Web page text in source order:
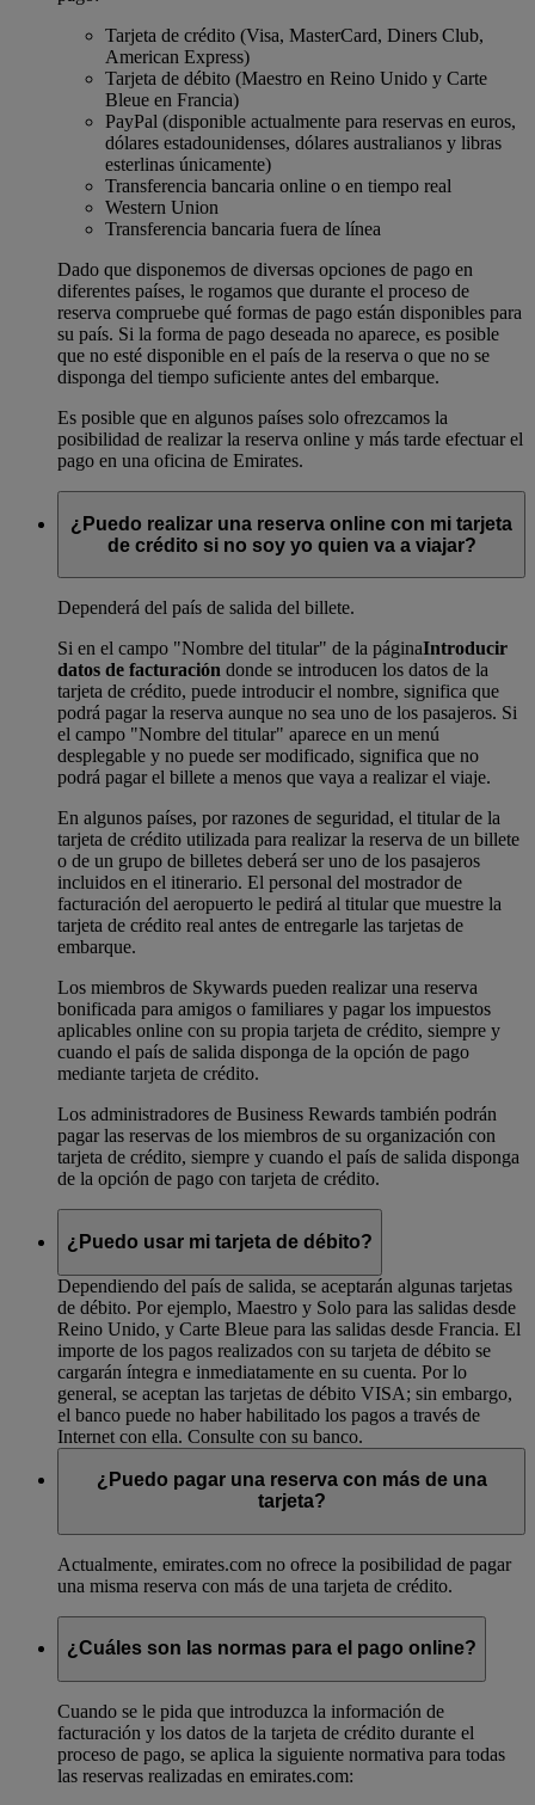
Tarjeta de crédito (Visa, MasterCard, Diners Club,
American Express)
Tarjeta de débito (Maestro en Reino Unido y Carte
Bleue en Francia)
PayPal (disponible actualmente para reservas en euros,
dólares estadounidenses, dólares australianos y libras
esterlinas únicamente)
Transferencia bancaria online o en tiempo real
Western Union
Transferencia bancaria fuera de línea
Dado que disponemos de diversas opciones de pago en
diferentes países, le rogamos que durante el proceso de
reserva compruebe qué formas de pago están disponibles para
su país. Si la forma de pago deseada no aparece, es posible
que no esté disponible en el país de la reserva o que no se
disponga del tiempo suficiente antes del embarque.
Es posible que en algunos países solo ofrezcamos la
posibilidad de realizar la reserva online y más tarde efectuar el
pago en una oficina de Emirates.
¿Puedo realizar una reserva online con mi tarjeta
de crédito si no soy yo quien va a viajar?
Dependerá del país de salida del billete.
Si en el campo "Nombre del titular" de la páginaIntroducir
datos de facturación donde se introducen los datos de la
tarjeta de crédito, puede introducir el nombre, significa que
podrá pagar la reserva aunque no sea uno de los pasajeros. Si
el campo "Nombre del titular" aparece en un menú
desplegable y no puede ser modificado, significa que no
podrá pagar el billete a menos que vaya a realizar el viaje.
En algunos países, por razones de seguridad, el titular de la
tarjeta de crédito utilizada para realizar la reserva de un billete
o de un grupo de billetes deberá ser uno de los pasajeros
incluidos en el itinerario. El personal del mostrador de
facturación del aeropuerto le pedirá al titular que muestre la
tarjeta de crédito real antes de entregarle las tarjetas de
embarque.
Los miembros de Skywards pueden realizar una reserva
bonificada para amigos o familiares y pagar los impuestos
aplicables online con su propia tarjeta de crédito, siempre y
cuando el país de salida disponga de la opción de pago
mediante tarjeta de crédito.
Los administradores de Business Rewards también podrán
pagar las reservas de los miembros de su organización con
tarjeta de crédito, siempre y cuando el país de salida disponga
de la opción de pago con tarjeta de crédito.
¿Puedo usar mi tarjeta de débito?
Dependiendo del país de salida, se aceptarán algunas tarjetas
de débito. Por ejemplo, Maestro y Solo para las salidas desde
Reino Unido, y Carte Bleue para las salidas desde Francia. El
importe de los pagos realizados con su tarjeta de débito se
cargarán íntegra e inmediatamente en su cuenta. Por lo
general, se aceptan las tarjetas de débito VISA; sin embargo,
el banco puede no haber habilitado los pagos a través de
Internet con ella. Consulte con su banco.
¿Puedo pagar una reserva con más de una
tarjeta?
Actualmente, emirates.com no ofrece la posibilidad de pagar
una misma reserva con más de una tarjeta de crédito.
¿Cuáles son las normas para el pago online?
Cuando se le pida que introduzca la información de
facturación y los datos de la tarjeta de crédito durante el
proceso de pago, se aplica la siguiente normativa para todas
las reservas realizadas en emirates.com: